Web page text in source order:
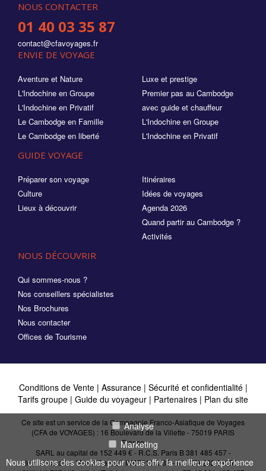
NOUS CONTACTER
01 40 03 35 87
contact@cfavoyages.fr
ENVIE DE VOYAGE
Aventure et Nature
L'Indochine en Groupe
L'Indochine en Privatif
Le Cambodge en Famille
Le Cambodge en liberté
Luxe et prestige
Premier pas au Cambodge
avec guide et chauffeur
L'Indochine en Groupe
L'Indochine en Privatif
GUIDE VOYAGE
Préparer son voyage
Culture
Lieux à découvrir
Itinéraires
Idées de voyages
Agenda 2026
Quand partir au Cambodge ?
Activités
NOUS DÉCOUVRIR
Qui sommes-nous ?
Nos conseillers spécialistes
Nos Brochures
Nous contacter
Offices de Tourisme
Conditions de Vente| Assurance | Sécurité et confidentialité|
Tarifs groupe | Guide du voyageur | Partenaires | Plan du site
Ce site est un service de la Compagnie Franco-Asiatique de Voyages
(CFA de VOYAGES) : 16 Boulevard de la Villette - 75019 PARIS
France
SARL au capital de 152 449 € - R.C.S. Paris B 381 485 457 -
Immatriculation "Atout France": IM075110232 - N° IATA 202 21950 -
Analyse
Marketing
Nous utilisons des cookies pour vous offrir la meilleure expérience